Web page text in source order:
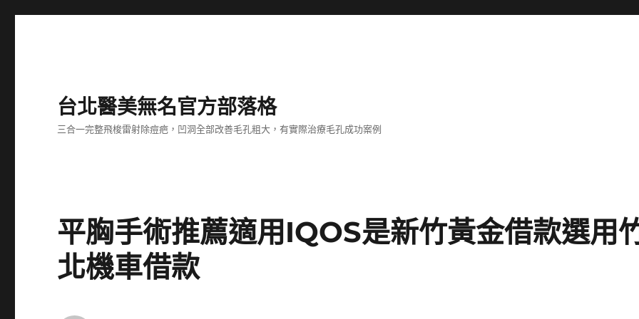
台北醫美無名官方部落格
三合一完整飛梭雷射除痘疤，凹洞全部改善毛孔粗大，有實際治療毛孔成功案例
平胸手術推薦適用IQOS是新竹黃金借款選用
北機車借款